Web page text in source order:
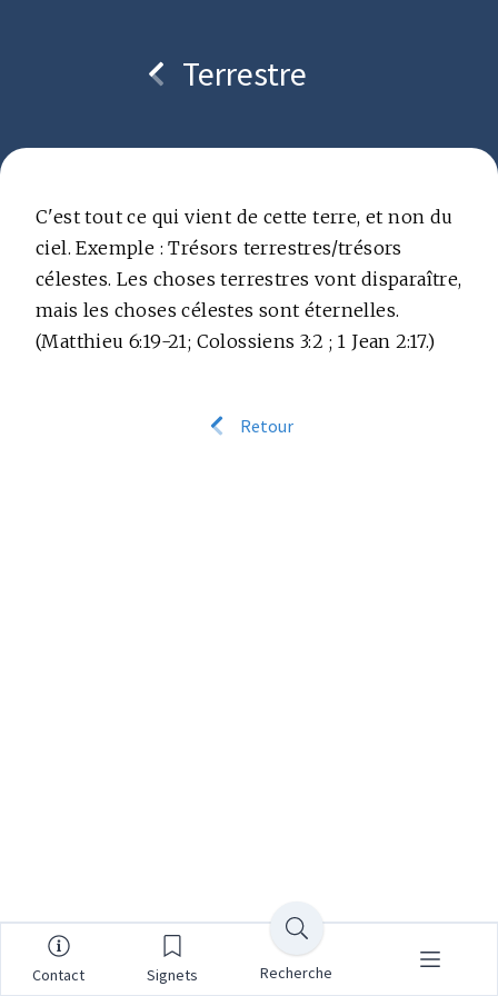
Terrestre
C'est tout ce qui vient de cette terre, et non du
ciel. Exemple : Trésors terrestres/trésors
célestes. Les choses terrestres vont disparaître,
mais les choses célestes sont éternelles.
(Matthieu 6:19-21; Colossiens 3:2 ; 1 Jean 2:17.)
Retour
Contact Signets Recherche